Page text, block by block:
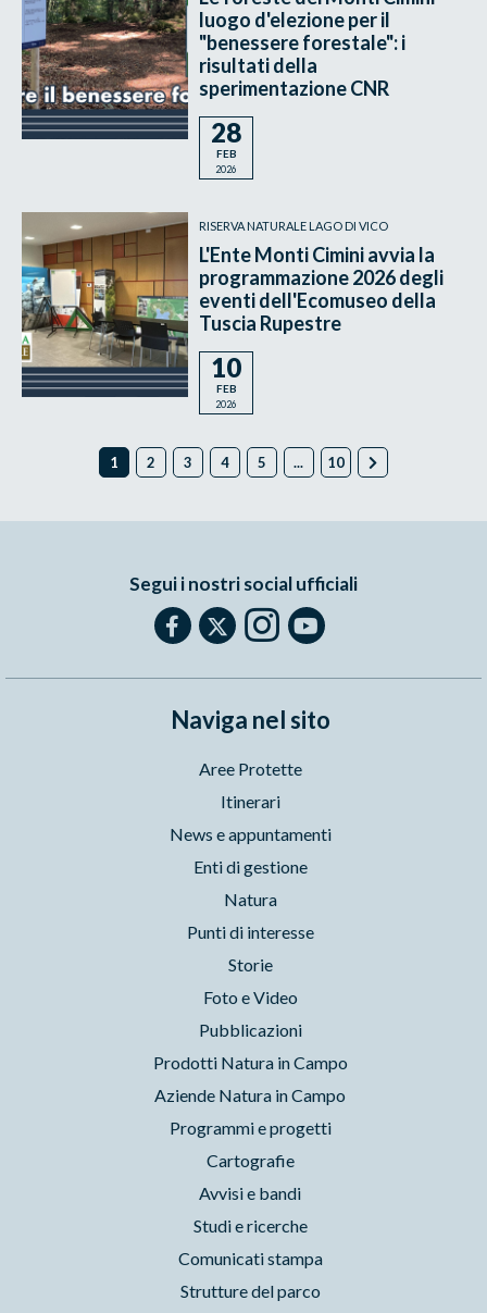
luogo d'elezione per il
"benessere forestale": i
risultati della
sperimentazione CNR
28
FEB
2026
RISERVA NATURALE LAGO DI VICO
L'Ente Monti Cimini avvia la
programmazione 2026 degli
eventi dell'Ecomuseo della
Tuscia Rupestre
10
FEB
2026
1 2 3 4 5 ... 10
Segui i nostri social ufficiali
Naviga nel sito
Aree Protette
Itinerari
News e appuntamenti
Enti di gestione
Natura
Punti di interesse
Storie
Foto e Video
Pubblicazioni
Prodotti Natura in Campo
Aziende Natura in Campo
Programmi e progetti
Cartografie
Avvisi e bandi
Studi e ricerche
Comunicati stampa
Strutture del parco